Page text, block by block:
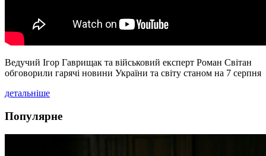
Ведучий Ігор Гаврищак та військовий експерт Роман Світан
обговорили гарячі новини України та світу станом на 7 серпня
детальніше
Популярне